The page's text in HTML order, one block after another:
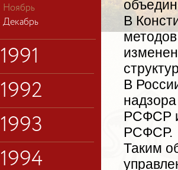
Ноябрь
Декабрь
1991
1992
1993
1994
В
В
РСФСР и
РСФСР.
Таким